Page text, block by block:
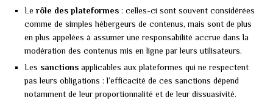
Le rôle des plateformes : celles-ci sont souvent considérées
comme de simples hébergeurs de contenus, mais sont de plus
en plus appelées à assumer une responsabilité accrue dans la
modération des contenus mis en ligne par leurs utilisateurs.
Les sanctions applicables aux plateformes qui ne respectent
pas leurs obligations : l’efficacité de ces sanctions dépend
notamment de leur proportionnalité et de leur dissuasivité.